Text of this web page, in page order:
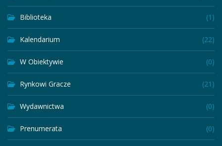
Biblioteka (1)
Kalendarium (22)
W Obiektywie (0)
Rynkowi Gracze (21)
Wydawnictwa (0)
Prenumerata (0)